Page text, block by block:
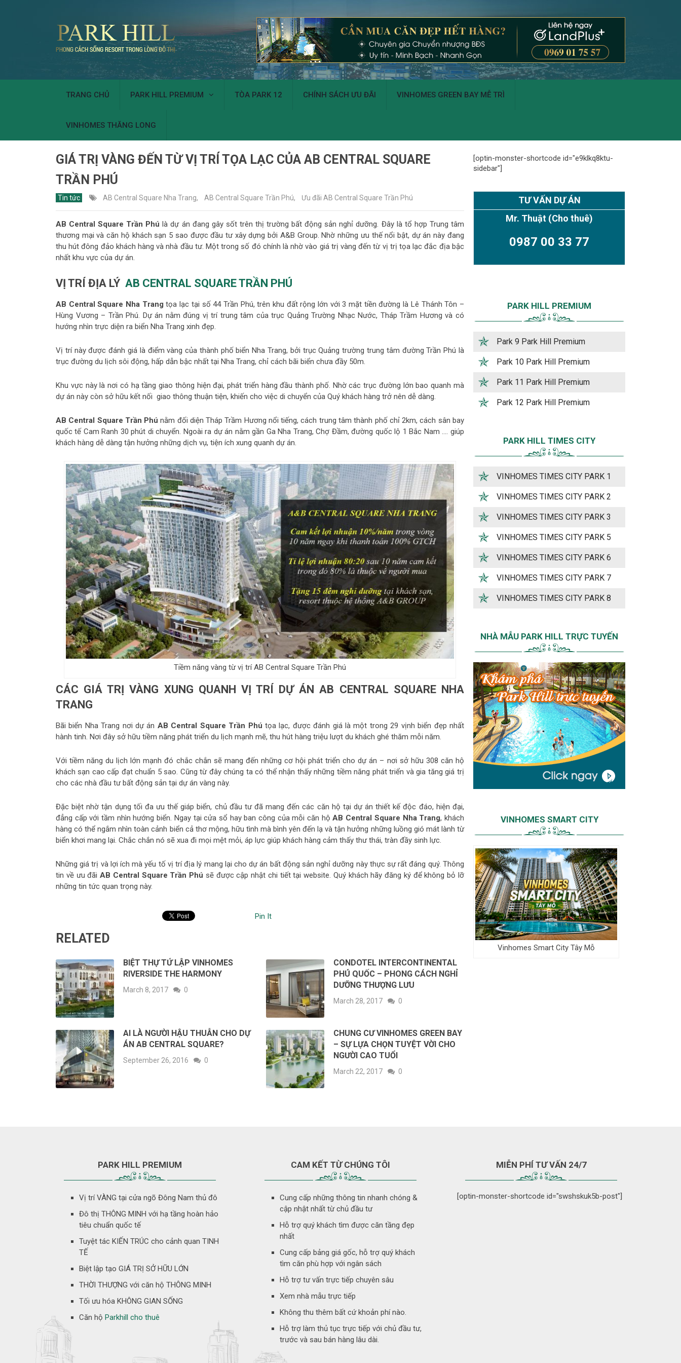
TRANG CHỦ PARK HILL PREMIUM TÒA PARK 12 CHÍNH SÁCH ƯU ĐÃI VINHOMES GREEN BAY MỄ TRÌ
VINHOMES THĂNG LONG
GIÁ TRỊ VÀNG ĐẾN TỪ VỊ TRÍ TỌA LẠC CỦA AB CENTRAL SQUARE
TRẦN PHÚ
Tin tức AB Central Square Nha Trang, AB Central Square Trần Phú, Ưu đãi AB Central Square Trần Phú
AB Central Square Trần Phú là dự án đang gây sốt trên thị trường bất động sản nghỉ dưỡng. Đây là tổ hợp Trung tâm
thương mại và căn hộ khách sạn 5 sao được đầu tư xây dựng bởi A&B Group. Nhờ những ưu thế nổi bật, dự án này đang
thu hút đông đảo khách hàng và nhà đầu tư. Một trong số đó chính là nhờ vào giá trị vàng đến từ vị trị tọa lạc đắc địa bậc
nhất khu vực của dự án.
VỊ TRÍ ĐỊA LÝ AB CENTRAL SQUARE TRẦN PHÚ
AB Central Square Nha Trang tọa lạc tại số 44 Trần Phú, trên khu đất rộng lớn với 3 mặt tiền đường là Lê Thánh Tôn –
Hùng Vương – Trần Phú. Dự án nằm đúng vị trí trung tâm của trục Quảng Trường Nhạc Nước, Tháp Trầm Hương và có
hướng nhìn trực diện ra biển Nha Trang xinh đẹp.
Vị trí này được đánh giá là điểm vàng của thành phố biển Nha Trang, bởi trục Quảng trường trung tâm đường Trần Phú là
trục đường du lịch sôi động, hấp dẫn bậc nhất tại Nha Trang, chỉ cách bãi biển chưa đầy 50m.
Khu vực này là nơi có hạ tầng giao thông hiện đại, phát triển hàng đầu thành phố. Nhờ các trục đường lớn bao quanh mà
dự án này còn sở hữu kết nối giao thông thuận tiện, khiến cho việc di chuyển của Quý khách hàng trở nên dễ dàng.
AB Central Square Trần Phú nằm đối diện Tháp Trầm Hương nổi tiếng, cách trung tâm thành phố chỉ 2km, cách sân bay
quốc tế Cam Ranh 30 phút di chuyển. Ngoài ra dự án nằm gần Ga Nha Trang, Chợ Đầm, đường quốc lộ 1 Bắc Nam …. giúp
khách hàng dễ dàng tận hưởng những dịch vụ, tiện ích xung quanh dự án.
Tiềm năng vàng từ vị trí AB Central Square Trần Phú
CÁC GIÁ TRỊ VÀNG XUNG QUANH VỊ TRÍ DỰ ÁN AB CENTRAL SQUARE NHA
TRANG
Bãi biển Nha Trang nơi dự án AB Central Square Trần Phú tọa lạc, được đánh giá là một trong 29 vịnh biển đẹp nhất
hành tinh. Nơi đây sở hữu tiềm năng phát triển du lịch mạnh mẽ, thu hút hàng triệu lượt du khách ghé thăm mỗi năm.
Với tiềm năng du lịch lớn mạnh đó chắc chắn sẽ mang đến những cơ hội phát triển cho dự án – nơi sở hữu 308 căn hộ
khách sạn cao cấp đạt chuẩn 5 sao. Cũng từ đây chúng ta có thể nhận thấy những tiềm năng phát triển và gia tăng giá trị
cho các nhà đầu tư bất động sản tại dự án vàng này.
Đặc biệt nhờ tận dụng tối đa ưu thế giáp biển, chủ đầu tư đã mang đến các căn hộ tại dự án thiết kế độc đáo, hiện đại,
đẳng cấp với tầm nhìn hướng biển. Ngay tại cửa sổ hay ban công của mỗi căn hộAB Central Square Nha Trang, khách
hàng có thể ngắm nhìn toàn cảnh biển cả thơ mộng, hữu tình mà bình yên đến lạ và tận hưởng những luồng gió mát lành từ
biển khơi mang lại. Chắc chắn nó sẽ xua đi mọi mệt mỏi, áp lực giúp khách hàng cảm thấy thư thái, tràn đầy sinh lực.
Những giá trị và lợi ích mà yếu tố vị trí địa lý mang lại cho dự án bất động sản nghỉ dưỡng này thực sự rất đáng quý. Thông
tin về ưu đãiAB Central Square Trần Phú sẽ được cập nhật chi tiết tại website. Quý khách hãy đăng ký để không bỏ lỡ
những tin tức quan trọng này.
Pin It
RELATED
BIỆT THỰ TỨ LẬP VINHOMES
RIVERSIDE THE HARMONY
March 8, 2017 0
CONDOTEL INTERCONTINENTAL
PHÚ QUỐC – PHONG CÁCH NGHỈ
DƯỠNG THƯỢNG LƯU
March 28, 2017 0
AI LÀ NGƯỜI HẬU THUẪN CHO DỰ
ÁN AB CENTRAL SQUARE?
September 26, 2016 0
CHUNG CƯ VINHOMES GREEN BAY
– SỰ LỰA CHỌN TUYỆT VỜI CHO
NGƯỜI CAO TUỔI
March 22, 2017 0
[optin-monster-shortcode id="e9klkq8ktu-
sidebar"]
TƯ VẤN DỰ ÁN
Mr. Thuật (Cho thuê)
0987 00 33 77
PARK HILL PREMIUM
Park 9 Park Hill Premium
Park 10 Park Hill Premium
Park 11 Park Hill Premium
Park 12 Park Hill Premium
PARK HILL TIMES CITY
VINHOMES TIMES CITY PARK 1
VINHOMES TIMES CITY PARK 2
VINHOMES TIMES CITY PARK 3
VINHOMES TIMES CITY PARK 5
VINHOMES TIMES CITY PARK 6
VINHOMES TIMES CITY PARK 7
VINHOMES TIMES CITY PARK 8
NHÀ MẪU PARK HILL TRỰC TUYẾN
VINHOMES SMART CITY
Vinhomes Smart City Tây Mỗ
PARK HILL PREMIUM
Vị trí VÀNG tại cửa ngõ Đông Nam thủ đô
Đô thị THÔNG MINH với hạ tầng hoàn hảo
tiêu chuẩn quốc tế
Tuyệt tác KIẾN TRÚC cho cảnh quan TINH
TẾ
Biệt lập tạo GIÁ TRỊ SỞ HỮU LỚN
THỜI THƯỢNG với căn hộ THÔNG MINH
Tối ưu hóa KHÔNG GIAN SỐNG
Căn hộ Parkhill cho thuê
CAM KẾT TỪ CHÚNG TÔI
Cung cấp những thông tin nhanh chóng &
cập nhật nhất từ chủ đầu tư
Hỗ trợ quý khách tìm được căn tầng đẹp
nhất
Cung cấp bảng giá gốc, hỗ trợ quý khách
tìm căn phù hợp với ngân sách
Hỗ trợ tư vấn trực tiếp chuyên sâu
Xem nhà mẫu trực tiếp
Không thu thêm bất cứ khoản phí nào.
Hỗ trợ làm thủ tục trực tiếp với chủ đầu tư,
trước và sau bán hàng lâu dài.
MIỄN PHÍ TƯ VẤN 24/7
[optin-monster-shortcode id="swshskuk5b-post"]